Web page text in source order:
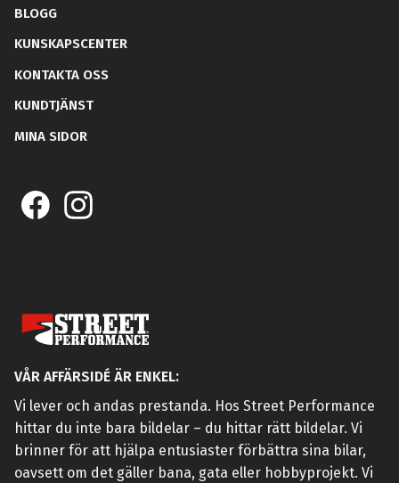
BLOGG
KUNSKAPSCENTER
KONTAKTA OSS
KUNDTJÄNST
MINA SIDOR
VÅR AFFÄRSIDÉ ÄR ENKEL:
Vi lever och andas prestanda. Hos Street Performance
hittar du inte bara bildelar – du hittar rätt bildelar. Vi
brinner för att hjälpa entusiaster förbättra sina bilar,
oavsett om det gäller bana, gata eller hobbyprojekt. Vi